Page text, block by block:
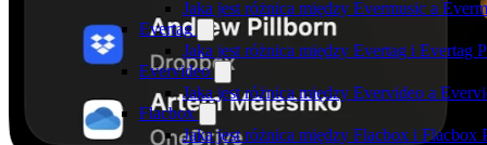
Jaka jest różnica między Evermusic a
Evertag
Jaka jest różnica między Evertag i Evertag
Evervideo
Jaka jest różnica między Evervideo a
Flacbox
Jaka jest różnica między Flacbox i Flacbox